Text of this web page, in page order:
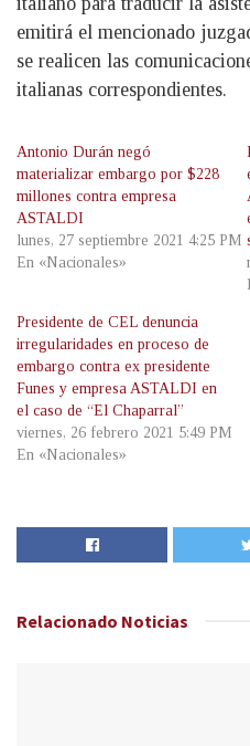
emitirá el mencionado
se realicen las
italianas correspondientes.
Antonio Durán negó
materializar embargo por $228
millones contra empresa
ASTALDI
lunes, 27 septiembre 2021 4:25 PM
En «Nacionales»
Presidente de CEL denuncia
irregularidades en proceso de
embargo contra ex presidente
Funes y empresa ASTALDI en
el caso de “El Chaparral”
viernes, 26 febrero 2021 5:49 PM
En «Nacionales»
Relacionado Noticias